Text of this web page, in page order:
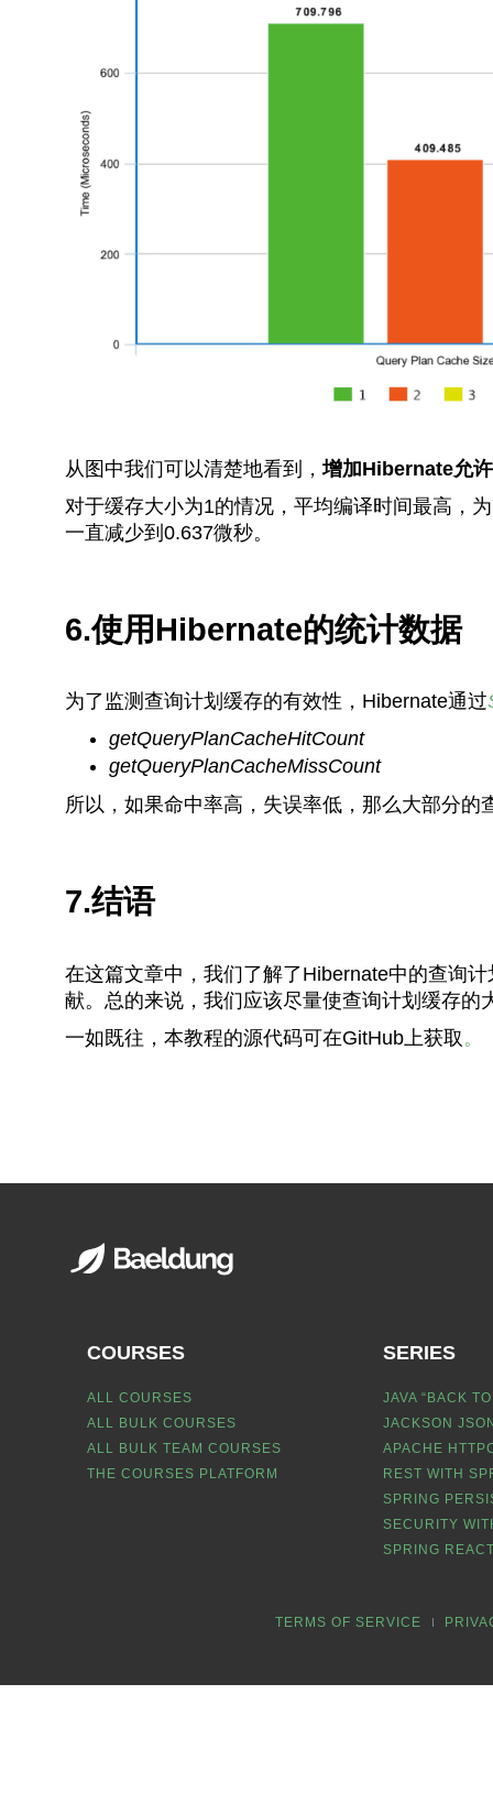
从图中我们可以清楚地看到，增加Hibernate允
对于缓存大小为1的情况，平均编译时间最高，
一直减少到0.637微秒。
6.使用Hibernate的统计数据
为了监测查询计划缓存的有效性，Hibernate通过
getQueryPlanCacheHitCount
getQueryPlanCacheMissCount
所以，如果命中率高，失误率低，那么大部分
7.结语
在这篇文章中，我们了解了Hibernate中的查询
献。总的来说，我们应该尽量使查询计划缓存
一如既往，本教程的源代码可在GitHub上获取 。
COURSES
ALL COURSES
ALL BULK COURSES
ALL BULK TEAM COURSES
THE COURSES PLATFORM
SERIES
JAVA “BACK
JACKSON
APACHE
REST WITH
SPRING
SECURITY
SPRING
TERMS OF SERVICE